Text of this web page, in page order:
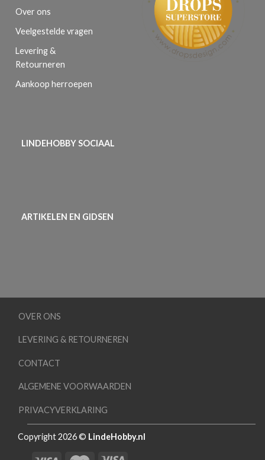
Over ons
Veelgestelde vragen
Levering &
Retourneren
Aankoop herroepen
LINDEHOBBY SOCIAAL
ARTIKELEN EN GIDSEN
OVER ONS
LEVERING & RETOURNEREN
CONTACT
ALGEMENE VOORWAARDEN
PRIVACYVERKLARING
Copyright 2026 © LindeHobby.nl